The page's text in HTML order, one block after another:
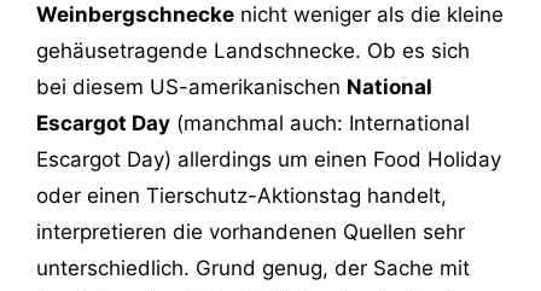
Weinbergschnecke nicht weniger als die kleine
gehäusetragende Landschnecke. Ob es sich
bei diesem US-amerikanischen National
Escargot Day (manchmal auch: International
Escargot Day) allerdings um einen Food Holiday
oder einen Tierschutz-Aktionstag handelt,
interpretieren die vorhandenen Quellen sehr
unterschiedlich. Grund genug, der Sache mit